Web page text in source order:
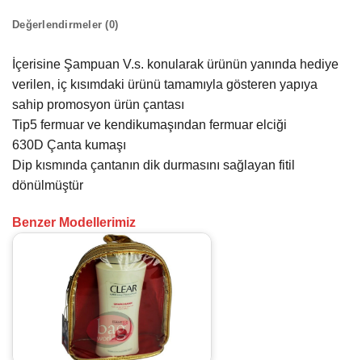
Değerlendirmeler (0)
İçerisine Şampuan V.s. konularak ürünün yanında hediye
verilen, iç kısımdaki ürünü tamamıyla gösteren yapıya
sahip promosyon ürün çantası
Tip5 fermuar ve kendikumaşından fermuar elciği
630D Çanta kumaşı
Dip kısmında çantanın dik durmasını sağlayan fitil
dönülmüştür
Benzer Modellerimiz